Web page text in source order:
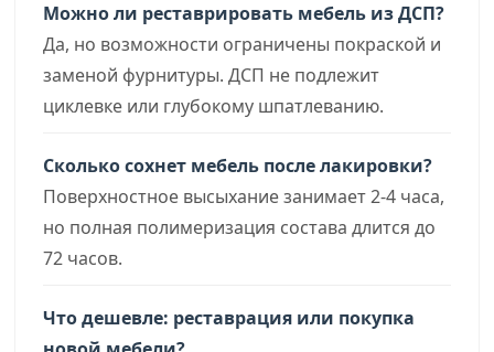
Можно ли реставрировать мебель из ДСП?
Да, но возможности ограничены покраской и
заменой фурнитуры. ДСП не подлежит
циклевке или глубокому шпатлеванию.
Сколько сохнет мебель после лакировки?
Поверхностное высыхание занимает 2-4 часа,
но полная полимеризация состава длится до
72 часов.
Что дешевле: реставрация или покупка